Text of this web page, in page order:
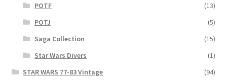
POTF
(13)
POTJ
(5)
Saga Collection
(15)
Star Wars Divers
(1)
STAR WARS 77-83 Vintage
(94)